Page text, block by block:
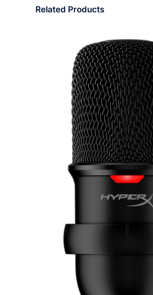
Related Products